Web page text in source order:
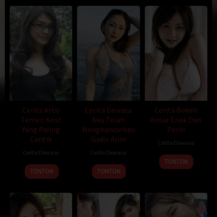
teman perempuan. Walaupun Saya sendiri tidak ada yang tertarik
satupun di antara mereka. Mengenang saat-saat dulu Saya
kadang tersenyum sendiri, karena walau bagaimanapun kenangan
adalah sesuatu yang berharga dalam diri kita. Apalagi kenangan
manis. Sekarang Saya belajar di salah satu perguruan tinggi
swasta di kota B, mengambil jurusan ilmu perhotelan. Saya duduk
di tingkat akhir. Sebelum berangkat dulu, orangtua Saya berpesan
keadaan ekonomi orangtu Saya juga biasa-biasa saja, tidak kaya
juga tidak miskin. Apalagi Saya juga memiliki 2 orang adik yang
nantinya juga akan kuliah seperti Saya, sehingga perlu biaya juga.
Saya camkan kata-kata orangtu Saya. Dalam hati Saya akan
berjanji akan memenuhi permintaan mereka, selesai tepat pada
waktunya.
Tapi para pembaca, sudah kutulis di atas bahwa segala sesuatu
yang terjadi pada Saya tanpa Saya dapat menyadarinya, sampai
saat ini pun Saya masih belum dapat menyelesaikan studiku hanya
gara-gara satu mata kuliah saja yang belum lulus, yaitu mata kuliah
yang berhubugan dengan hitung berhitung. Walaupun sudah
kuambil selama empat semester, tapi hasilnya belum lulus juga.
Cerita Artis
Temen Kost
Yang Paling
Cantik
Cerita Dewasa
TONTON
Cerita Dewasa
Aku Telah
Menghancurkan
Gadis Alim
Cerita Dewasa
TONTON
Cerita Bokeh
Antar Enak Dan
Perih
Cerita Dewasa
TONTON